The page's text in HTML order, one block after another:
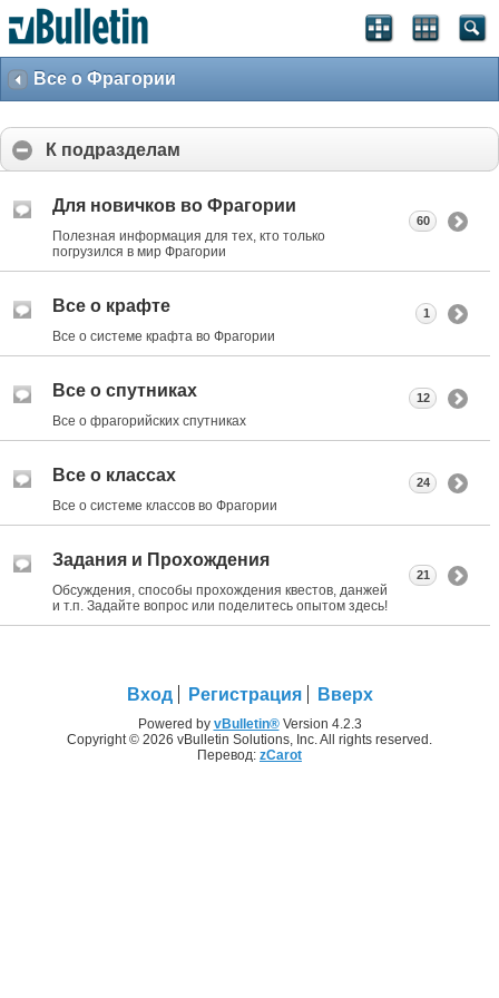
Все о Фрагории
К подразделам
Для новичков во Фрагории
Полезная информация для тех, кто только
погрузился в мир Фрагории
60
Все о крафте
Все о системе крафта во Фрагории
1
Все о спутниках
Все о фрагорийских спутниках
12
Все о классах
Все о системе классов во Фрагории
24
Задания и Прохождения
Обсуждения, способы прохождения квестов, данжей
и т.п. Задайте вопрос или поделитесь опытом здесь!
21
Вход Регистрация Вверх
Powered by vBulletin®Version 4.2.3
Copyright © 2026 vBulletin Solutions, Inc. All rights reserved.
Перевод: zCarot